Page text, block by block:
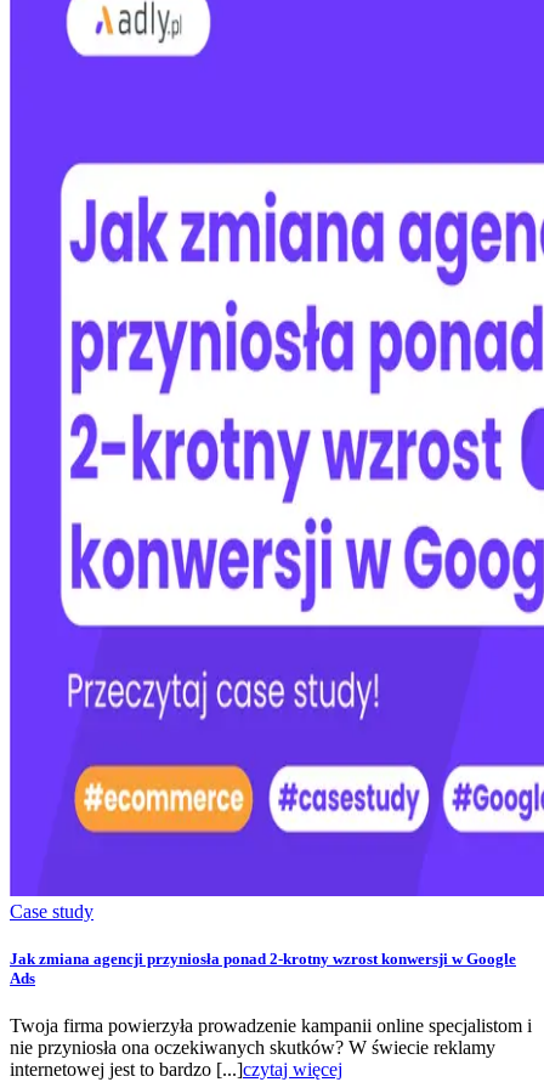
Case study
Jak zmiana agencji przyniosła ponad 2-krotny wzrost konwersji w Google
Ads
Twoja firma powierzyła prowadzenie kampanii online specjalistom i
nie przyniosła ona oczekiwanych skutków? W świecie reklamy
internetowej jest to bardzo [...]czytaj więcej